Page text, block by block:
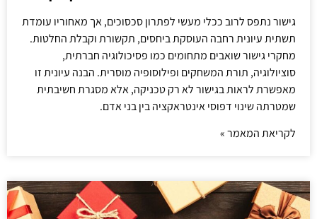
גישור נתפס לרוב ככלי מעשי לפתרון סכסוכים, אך מאחוריו עומדת
תשתית עיונית רחבה העוסקת ביחסים, תקשורת וקבלת החלטות.
מחקרי גישור שואבים מתחומים כמו פסיכולוגיה חברתית,
סוציולוגיה, תורת המשחקים ופילוסופיה מוסרית. הבנה עיונית זו
מאפשרת לראות בגישור לא רק טכניקה, אלא מסגרת חשיבתית
שמטרתה שינוי דפוסי אינטראקציה בין בני אדם.
לקריאת המאמר »